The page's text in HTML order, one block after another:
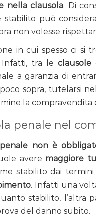
nella clausola. Di
stabilito può
non volesse
in cui spesso ci si
Infatti, tra leclausole
a garanzia di
sopra, tutelarsi
la compravendita
penale nel
non è
avere maggiore
stabilito dai
. Infatti una
stabilito, l’altra
del danno subito.